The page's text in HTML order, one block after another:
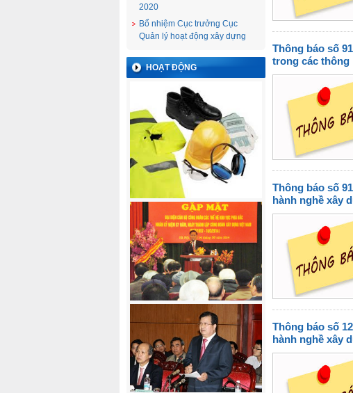
2020
Bổ nhiệm Cục trưởng Cục
Quản lý hoạt động xây dựng
HOẠT ĐỘNG
Thông báo số
trong các thông
Thông báo số
hành nghề xây
Thông báo số
hành nghề xây